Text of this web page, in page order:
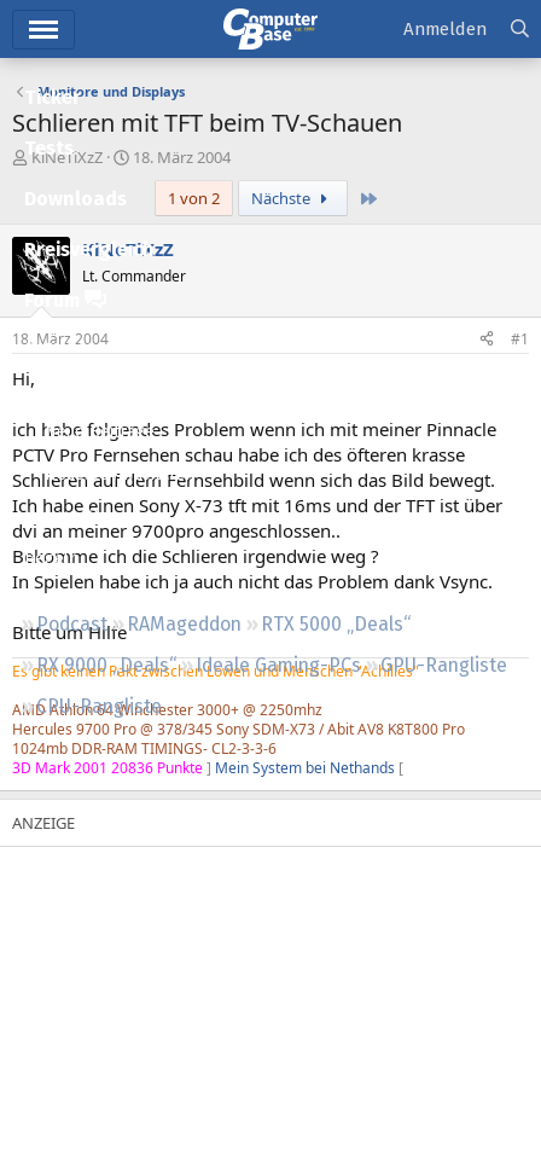
Ticker
Tests
Preisvergleich
Forum
Aktuelles
Neue Beiträge
Neueste Aktivitäten
Leserartikel
Regeln
Podcast RAMageddon
RTX 5000 „Deals“
RX 9000 „Deals“
Ideale Gaming-PCs
GPU-Rangliste
CPU-Rangliste
Anmelden
Monitore und Displays
Schlieren mit TFT beim TV-Schauen
E
e
l
l
e
KiNeTiXzZ
E
e
l
m
18. März 2004
1 von 2
Nächste
KiNeTiXzZ
Lt. Commander
18. März 2004 #1
Hi,
ich habe folgendes Problem wenn ich mit meiner Pinnacle
PCTV Pro Fernsehen schau habe ich des öfteren krasse
Schlieren auf dem Fernsehbild wenn sich das Bild bewegt.
Ich habe einen Sony X-73 tft mit 16ms und der TFT ist über
dvi an meiner 9700pro angeschlossen..
Bekomme ich die Schlieren irgendwie weg ?
In Spielen habe ich ja auch nicht das Problem dank Vsync.
Bitte um Hilfe
Es gibt keinen Pakt zwischen Löwen und Menschen "Achilles"
AMD Athlon 64 Winchester 3000+ @ 2250mhz
Hercules 9700 Pro @ 378/345 Sony SDM-X73 / Abit AV8 K8T800 Pro
1024mb DDR-RAM TIMINGS- CL2-3-3-6
3D Mark 2001 20836 Punkte] Mein System bei Nethands [